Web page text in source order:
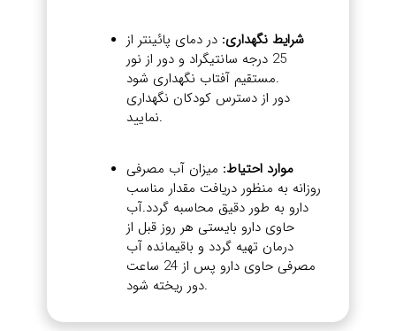
شرایط نگهداری: در دمای پائینتر از
25 درجه سانتیگراد و دور از نور
مستقیم آفتاب نگهداری شود.
دور از دسترس کودکان نگهداری
نمایید.
موارد احتیاط: میزان آب مصرفی
روزانه به منظور دریافت مقدار مناسب
دارو به طور دقیق محاسبه گردد.آب
حاوی دارو بایستی هر روز قبل از
درمان تهیه گردد و باقیمانده آب
مصرفی حاوی دارو پس از 24 ساعت
دور ریخته شود.